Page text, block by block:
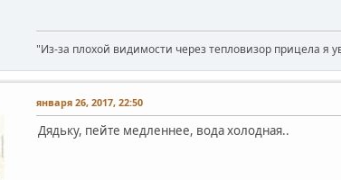
"Из-за плохой видимости через тепловизор прицела я
января 26, 2017, 22:50
Дядьку, пейте медленнее, вода холодная..